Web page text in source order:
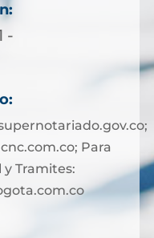
-
Para
Tramites: